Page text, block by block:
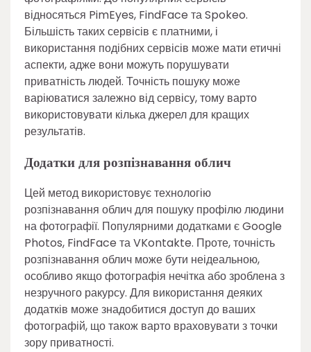
відносяться PimEyes, FindFace та Spokeo.
Більшість таких сервісів є платними, і
використання подібних сервісів може мати етичні
аспекти, адже вони можуть порушувати
приватність людей. Точність пошуку може
варіюватися залежно від сервісу, тому варто
використовувати кілька джерел для кращих
результатів.
Додатки для розпізнавання облич
Цей метод використовує технологію
розпізнавання облич для пошуку профілю людини
на фотографії. Популярними додатками є Google
Photos, FindFace та VKontakte. Проте, точність
розпізнавання облич може бути неідеальною,
особливо якщо фотографія нечітка або зроблена з
незручного ракурсу. Для використання деяких
додатків може знадобитися доступ до ваших
фотографій, що також варто враховувати з точки
зору приватності.